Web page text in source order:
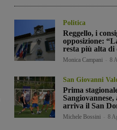
Politica
Reggello, i
opposizione:
resta più alta di
Monica Campani 8
San Giovanni
Prima
arriva il San
Michele Bossini 8